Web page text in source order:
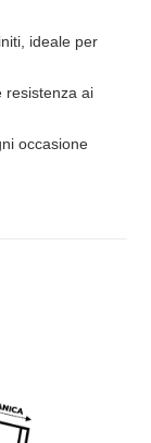
ideale per
resistenza ai
occasione